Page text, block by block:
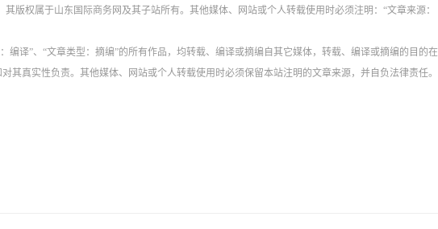
版权属于山东国际商务网及其子站所有。其他媒体、网站或个人转载使用时必须注明：“文章来源：
编译”、“文章类型：摘编”的所有作品，均转载、编译或摘编自其它媒体，转载、编译或摘编的目的在
其真实性负责。其他媒体、网站或个人转载使用时必须保留本站注明的文章来源，并自负法律责任。